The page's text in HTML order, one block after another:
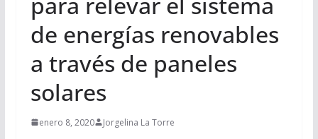
de energías renovables
a través de paneles
solares
enero 8, 2020 Jorgelina La Torre